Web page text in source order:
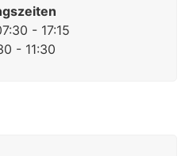
- 17:15
- 11:30